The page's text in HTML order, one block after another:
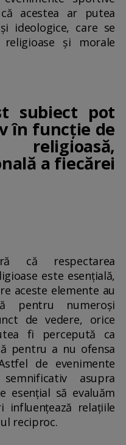
acestea ar putea
ideologice, care se
și morale
subiect pot
în funcție de
a fiecărei
că respectarea
este esențială,
aceste elemente au
pentru numeroși
de vedere, orice
fi percepută ca
pentru a nu ofensa
de evenimente
asupra
esențial să evaluăm
influențează relațiile
reciproc.